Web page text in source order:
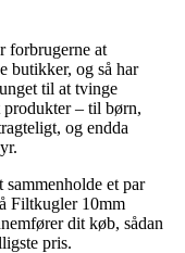
forbrugerne at
butikker, og så har
til at tvinge
produkter – til børn,
og endda
et par
Filtkugler 10mm
dit køb, sådan
pris.